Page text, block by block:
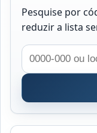
Pesquise por
reduzir a lista